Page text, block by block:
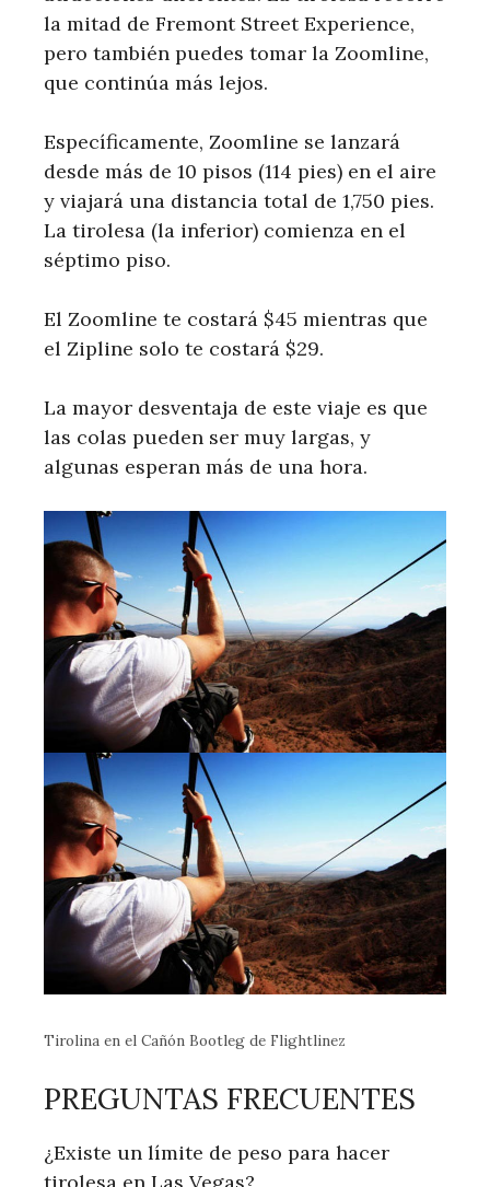
la mitad de Fremont Street Experience,
pero también puedes tomar la Zoomline,
que continúa más lejos.
Específicamente, Zoomline se lanzará
desde más de 10 pisos (114 pies) en el aire
y viajará una distancia total de 1,750 pies.
La tirolesa (la inferior) comienza en el
séptimo piso.
El Zoomline te costará $45 mientras que
el Zipline solo te costará $29.
La mayor desventaja de este viaje es que
las colas pueden ser muy largas, y
algunas esperan más de una hora.
Tirolina en el Cañón Bootleg de Flightlinez
PREGUNTAS FRECUENTES
¿Existe un límite de peso para hacer